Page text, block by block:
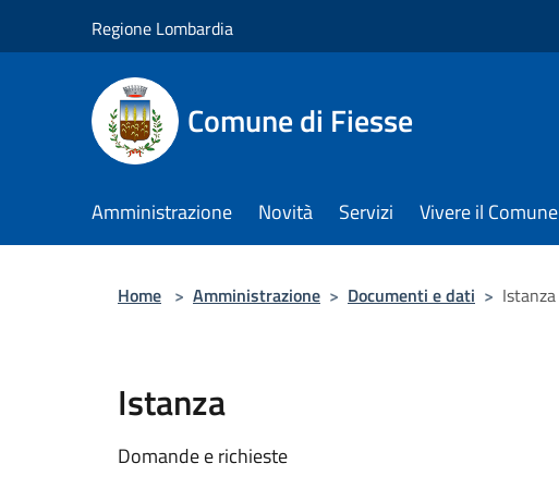
Regione Lombardia
Comune di Fiesse
Amministrazione Novità Servizi Vivere il Comune
Home > Amministrazione > Documenti e dati > Istanza
Istanza
Domande e richieste